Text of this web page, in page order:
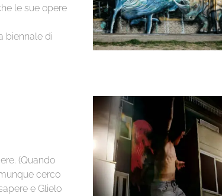
le sue opere
biennale di
(Quando
cerco
e Glielo